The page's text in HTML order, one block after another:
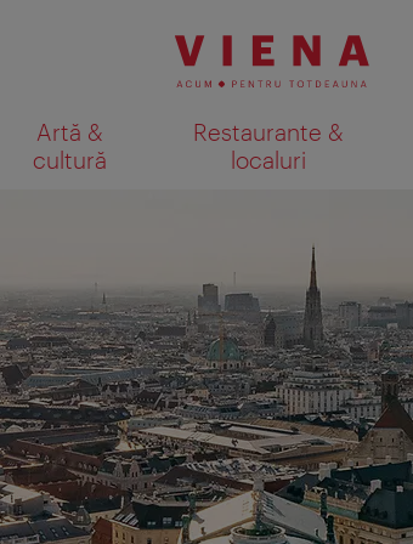
Artă &
cultură
Restaurante &
localuri